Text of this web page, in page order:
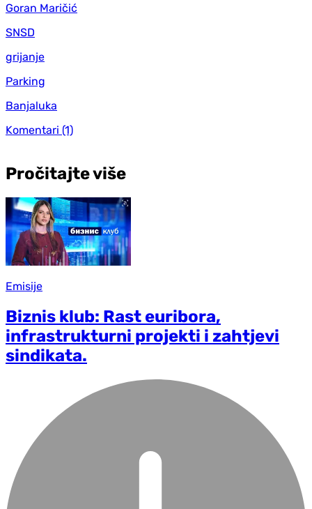
Goran Maričić
SNSD
grijanje
Parking
Banjaluka
Komentari (1)
Pročitajte više
Emisije
Biznis klub: Rast euribora,
infrastrukturni projekti i zahtjevi
sindikata.